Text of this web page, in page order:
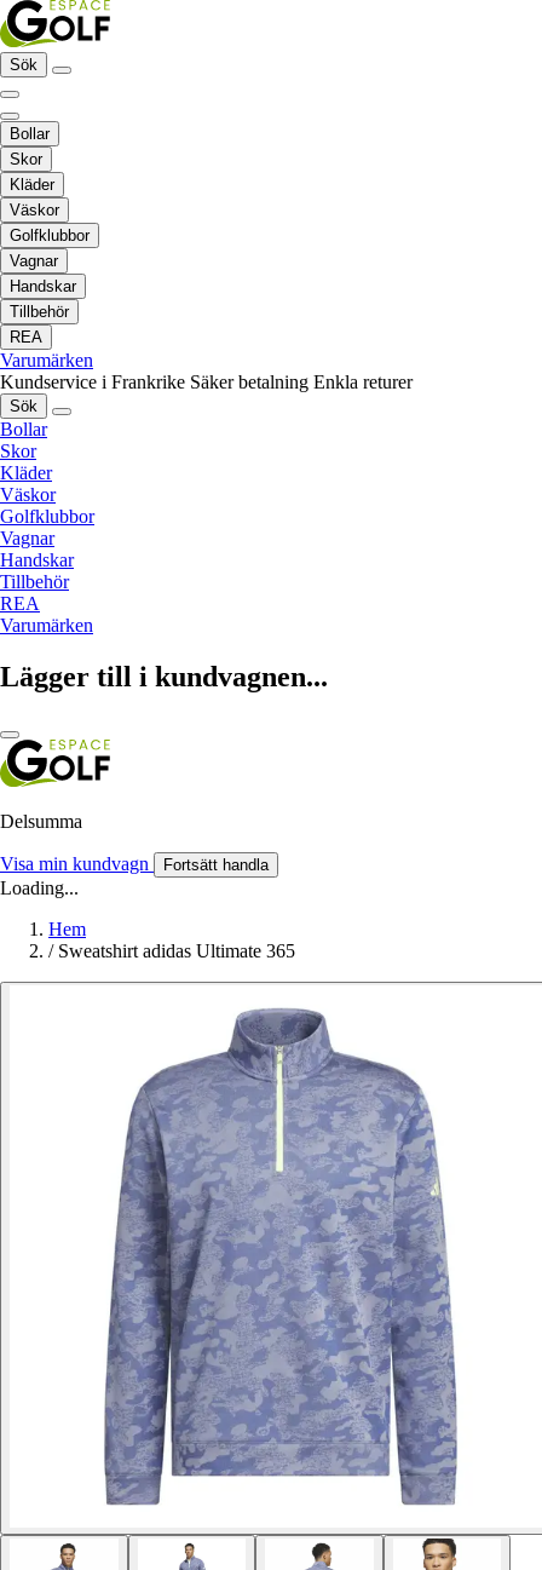
Sök
Bollar
Skor
Kläder
Väskor
Golfklubbor
Vagnar
Handskar
Tillbehör
REA
Varumärken
Kundservice i Frankrike Säker betalning Enkla returer
Sök
Bollar
Skor
Kläder
Väskor
Golfklubbor
Vagnar
Handskar
Tillbehör
REA
Varumärken
Lägger till i kundvagnen...
Delsumma
Visa min kundvagn Fortsätt handla
Loading...
Hem
/ Sweatshirt adidas Ultimate 365